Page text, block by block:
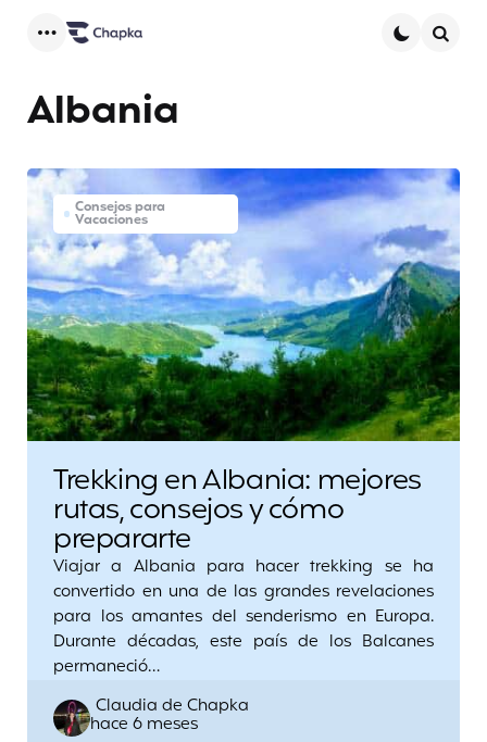
Albania
Consejos para
Vacaciones
Trekking en Albania: mejores
rutas, consejos y cómo
prepararte
Viajar a Albania para hacer trekking se ha
convertido en una de las grandes revelaciones
para los amantes del senderismo en Europa.
Durante décadas, este país de los Balcanes
permaneció…
Posted
by
Claudia de Chapka
hace 6 meses